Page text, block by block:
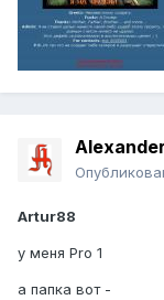
Artur88
у меня Pro 1
а папка вот -